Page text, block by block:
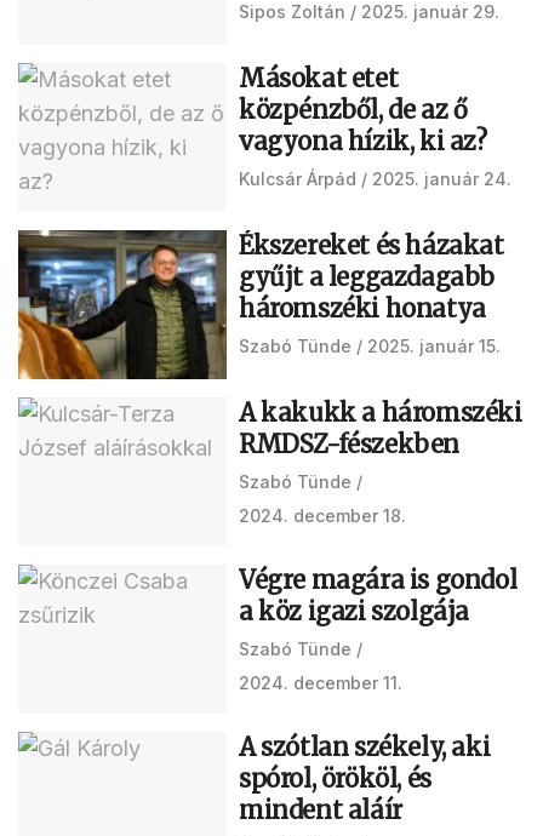
Sipos Zoltán 2025. január 29.
Másokat etet
közpénzből, de az ő
vagyona hízik, ki az?
Kulcsár Árpád 2025. január 24.
Ékszereket és házakat
gyűjt a leggazdagabb
háromszéki honatya
Szabó Tünde 2025. január 15.
A kakukk a háromszéki
RMDSZ-fészekben
Szabó Tünde
2024. december 18.
Végre magára is gondol
a köz igazi szolgája
Szabó Tünde
2024. december 11.
A szótlan székely, aki
spórol, örököl, és
mindent aláír